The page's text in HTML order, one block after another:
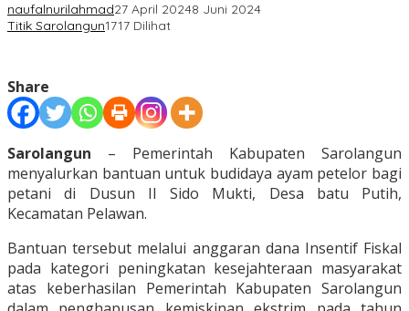
naufalnurilahmad27 April 20248 Juni 2024
Titik Sarolangun1717 Dilihat
Share
Sarolangun – Pemerintah Kabupaten Sarolangun
menyalurkan bantuan untuk budidaya ayam petelor bagi
petani di Dusun II Sido Mukti, Desa batu Putih,
Kecamatan Pelawan.
Bantuan tersebut melalui anggaran dana Insentif Fiskal
pada kategori peningkatan kesejahteraan masyarakat
atas keberhasilan Pemerintah Kabupaten Sarolangun